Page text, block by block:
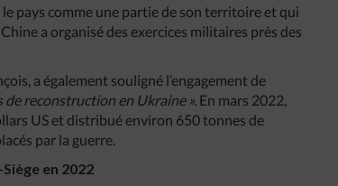
pays comme une partie de son territoire et qui
a organisé des exercices militaires près des
a également souligné l’engagement de
de reconstruction en Ukraine ». En mars 2022,
US et distribué environ 650 tonnes de
par la guerre.
en 2022